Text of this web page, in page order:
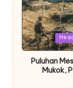
Posted
in
Puluhan
Mukok,